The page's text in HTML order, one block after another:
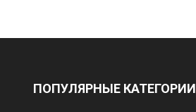
ПОПУЛЯРНЫЕ КАТЕГОРИИ